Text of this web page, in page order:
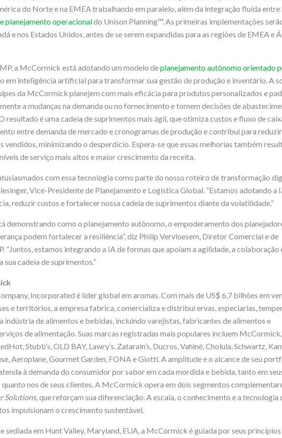
do Norte e na EMEA trabalhando em paralelo, além da integração fluída entre
planejamento operacionaldo Unison Planning™. As primeiras implementações
e nos Estados Unidos, antes de se serem expandidas para as regiões de EMEA e
a McCormick está adotando um modelo deplanejamento autônomo orientado
em inteligência artificial para transformar sua gestão de produção e inventário. A
da McCormick planejem com mais eficácia para produtos personalizados e
a mudanças na demanda ou no fornecimento e tomem decisões de
resultado é uma cadeia de suprimentos mais ágil, que otimiza custos e fluxo de
entre demanda de mercado e cronogramas de produção e contribui para
vendidos, minimizando o desperdício. Espera-se que essas melhorias também
de serviço mais altos e maior crescimento da receita.
com essa tecnologia como parte do nosso roteiro de transformação
Vice-Presidente de Planejamento e Logística Global. “Estamos adotando a
reduzir custos e fortalecer nossa cadeia de suprimentos diante da volatilidade.”
demonstrando como o planejamento autônomo, o empoderamento dos
podem fortalecer a resiliência”, diz Philip Vervloesem, Diretor Comercial e de
“Juntos, estamos integrando a IA de formas que apoiam a agilidade, a colaboração
sua cadeia de suprimentos.”
Incorporated é líder global em aromas. Com mais de US$ 6,7 bilhões em
e territórios, a empresa fabrica, comercializa e distribui ervas, especiarias,
indústria de alimentos e bebidas, incluindo varejistas, fabricantes de alimentos e
de alimentação. Suas marcas registradas mais populares incluem McCormick,
Stubb’s, OLD BAY, Lawry’s, Zatarain’s, Ducros, Vahiné, Cholula, Schwartz,
Aeroplane, Gourmet Garden, FONA e Giotti. A amplitude e o alcance de seu
à demanda do consumidor por sabor em cada mordida e bebida, tanto em
nos de seus clientes. A McCormick opera em dois segmentos
Solutions, que reforçam sua diferenciação. A escala, o conhecimento e a tecnologia
impulsionam o crescimento sustentável.
sediada em Hunt Valley, Maryland, EUA, a McCormick é guiada por seus princípios